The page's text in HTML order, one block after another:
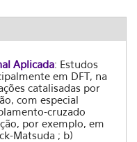
Aplicada: Estudos
em DFT, na
catalisadas por
com especial
cruzado
por exemplo, em
Matsuda ; b)